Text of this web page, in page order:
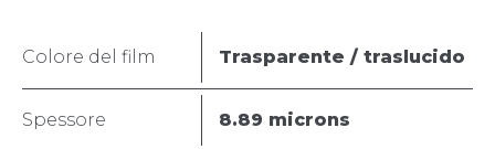
Colore del film Trasparente / traslucido
Spessore 8.89 microns